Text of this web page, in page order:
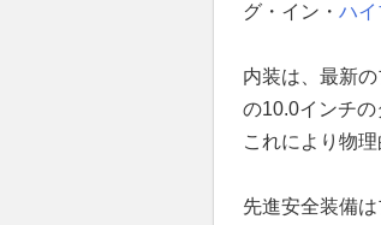
グ・イン・ ハイ
内装は、最新
の10.0インチの
これにより物
先進安全装備